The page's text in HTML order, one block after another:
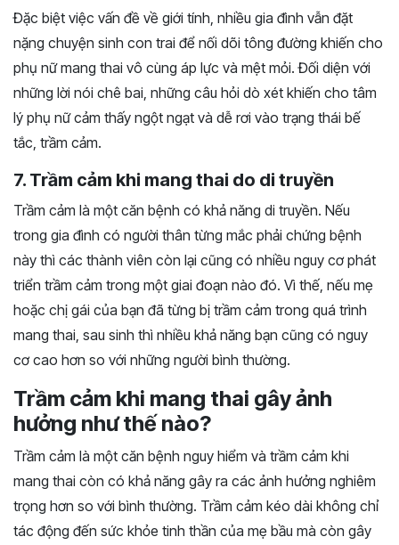
Đặc biệt việc vấn đề về giới tính, nhiều gia đình vẫn đặt
nặng chuyện sinh con trai để nối dõi tông đường khiến cho
phụ nữ mang thai vô cùng áp lực và mệt mỏi. Đối diện với
những lời nói chê bai, những câu hỏi dò xét khiến cho tâm
lý phụ nữ cảm thấy ngột ngạt và dễ rơi vào trạng thái bế
tắc, trầm cảm.
7. Trầm cảm khi mang thai do di truyền
Trầm cảm là một căn bệnh có khả năng di truyền. Nếu
trong gia đình có người thân từng mắc phải chứng bệnh
này thì các thành viên còn lại cũng có nhiều nguy cơ phát
triển trầm cảm trong một giai đoạn nào đó. Vì thế, nếu mẹ
hoặc chị gái của bạn đã từng bị trầm cảm trong quá trình
mang thai, sau sinh thì nhiều khả năng bạn cũng có nguy
cơ cao hơn so với những người bình thường.
Trầm cảm khi mang thai gây ảnh
hưởng như thế nào?
Trầm cảm là một căn bệnh nguy hiểm và trầm cảm khi
mang thai còn có khả năng gây ra các ảnh hưởng nghiêm
trọng hơn so với bình thường. Trầm cảm kéo dài không chỉ
tác động đến sức khỏe tinh thần của mẹ bầu mà còn gây